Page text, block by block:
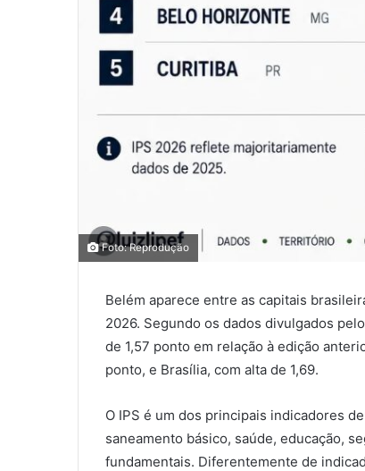
Foto: Reprodução
Belém aparece entre as capitais
2026. Segundo os dados divulgados
de 1,57 ponto em relação à edição
ponto, e Brasília, com alta de 1,69.
O IPS é um dos principais indicadores
saneamento básico, saúde, educação,
fundamentais. Diferentemente de